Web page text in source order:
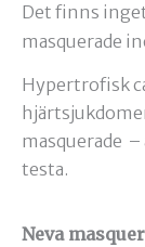
Det finns
masquerade
Hypertrofisk
masquerade
testa.
Neva